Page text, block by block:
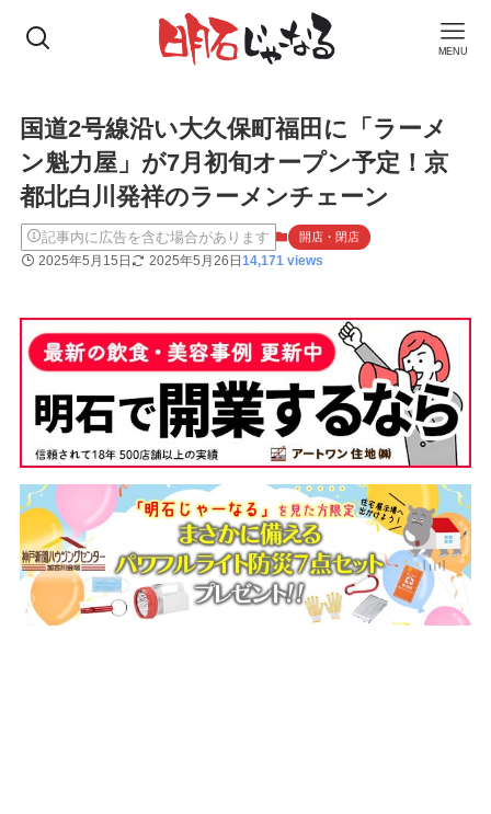
MENU
国道2号線沿い大久保町福田に「ラーメ
ン魁力屋」が7月初旬オープン予定！京
都北白川発祥のラーメンチェーン
記事内に広告を含む場合があります 開店・閉店
2025年5月15日 2025年5月26日14,171 views